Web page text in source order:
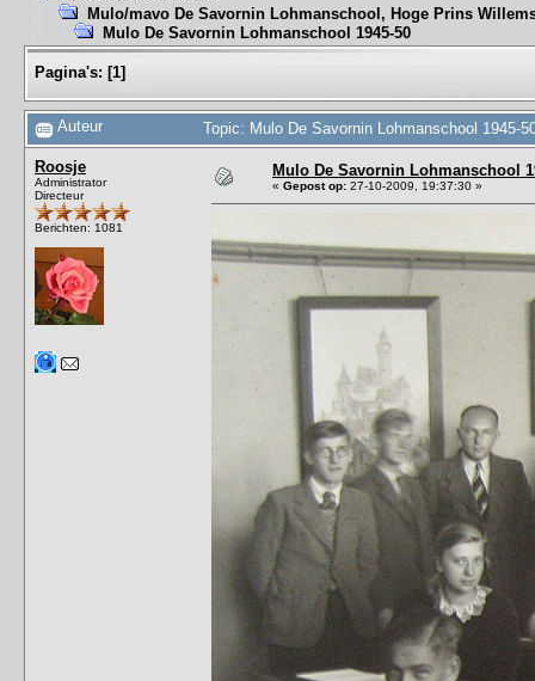
Mulo/mavo De Savornin Lohmanschool, Hoge Prins
Mulo De Savornin Lohmanschool 1945-50
Pagina's: [1]
Auteur Topic: Mulo De Savornin Lohmanschool 1945-
Roosje
Administrator
Directeur
Berichten: 1081
Mulo De Savornin Lohmanschool
« Gepost op: 27-10-2009, 19:37:30 »